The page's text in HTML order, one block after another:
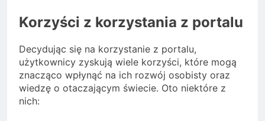
Korzyści z korzystania z portalu
Decydując się na korzystanie z portalu,
użytkownicy zyskują wiele korzyści, które mogą
znacząco wpłynąć na ich rozwój osobisty oraz
wiedzę o otaczającym świecie. Oto niektóre z
nich: